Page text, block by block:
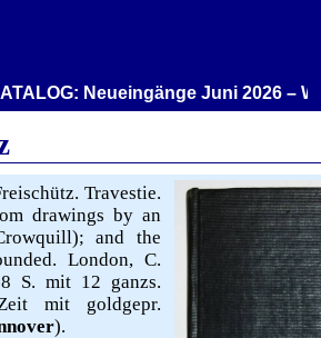
Neueingänge Juni 2026 –
Travestie.
drawings by an
and the
London, C.
S. mit 12 ganzs.
mit goldgepr.
).